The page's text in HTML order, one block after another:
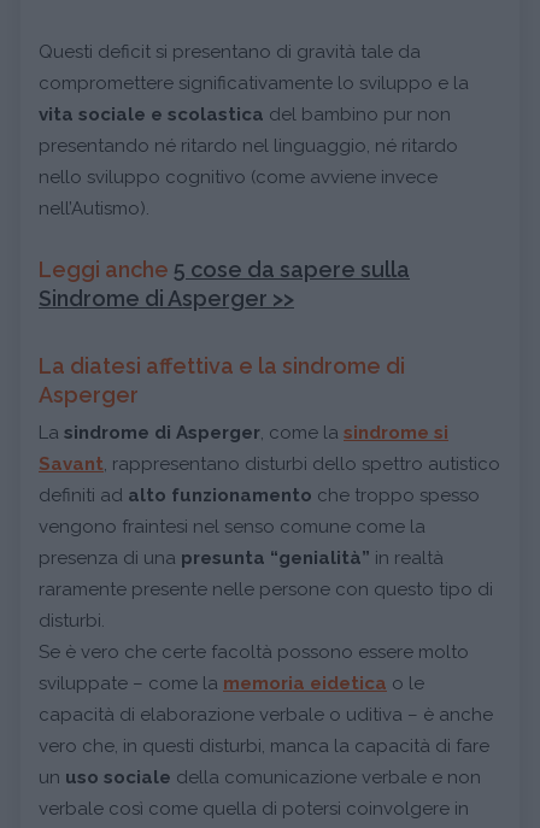
Questi deficit si presentano di gravità tale da
compromettere significativamente lo sviluppo e la
vita sociale e scolastica del bambino pur non
presentando né ritardo nel linguaggio, né ritardo
nello sviluppo cognitivo (come avviene invece
nell’Autismo).
Leggi anche 5 cose da sapere sulla
Sindrome di Asperger >>
La diatesi affettiva e la sindrome di
Asperger
La sindrome di Asperger , come la sindrome si
Savant , rappresentano disturbi dello spettro autistico
definiti ad alto funzionamento che troppo spesso
vengono fraintesi nel senso comune come la
presenza di una presunta “genialità” in realtà
raramente presente nelle persone con questo tipo di
disturbi.
Se è vero che certe facoltà possono essere molto
sviluppate – come la memoria eidetica o le
capacità di elaborazione verbale o uditiva – è anche
vero che, in questi disturbi, manca la capacità di fare
un uso sociale della comunicazione verbale e non
verbale così come quella di potersi coinvolgere in